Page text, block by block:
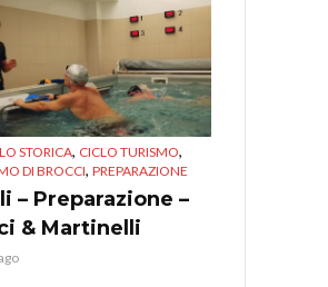
STORICA, CICLO TURISMO,
DI BROCCI, PREPARAZIONE
– Preparazione –
& Martinelli